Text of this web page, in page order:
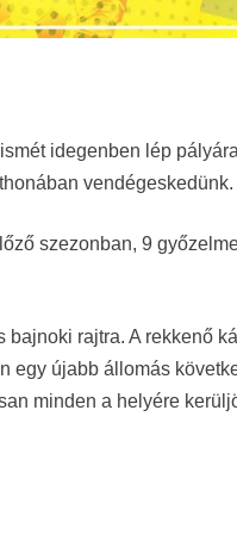
idegenben lép
vendégeskedünk.
szezonban, 9
rajtra. A rekkenő
egy újabb állomás
minden a helyére